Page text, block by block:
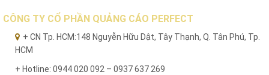
CÔNG TY CỔ PHẦN QUẢNG CÁO PERFECT
+ CN Tp. HCM:148 Nguyễn Hữu Dật, Tây Thạnh, Q. Tân Phú, Tp.
HCM
+ Hotline: 0944 020 092 – 0937 637 269